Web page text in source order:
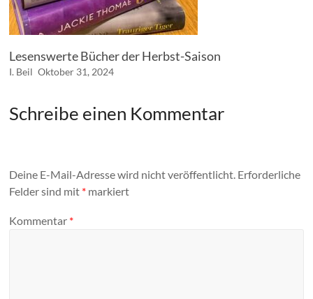
Lesenswerte Bücher der Herbst-Saison
I. Beil Oktober 31, 2024
Schreibe einen Kommentar
Deine E-Mail-Adresse wird nicht veröffentlicht. Erforderliche
Felder sind mit * markiert
Kommentar *